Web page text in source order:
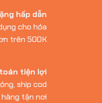
hấp dẫn
cho hóa
trên 500K
tiện lợi
ship cod
hàng tận nơi